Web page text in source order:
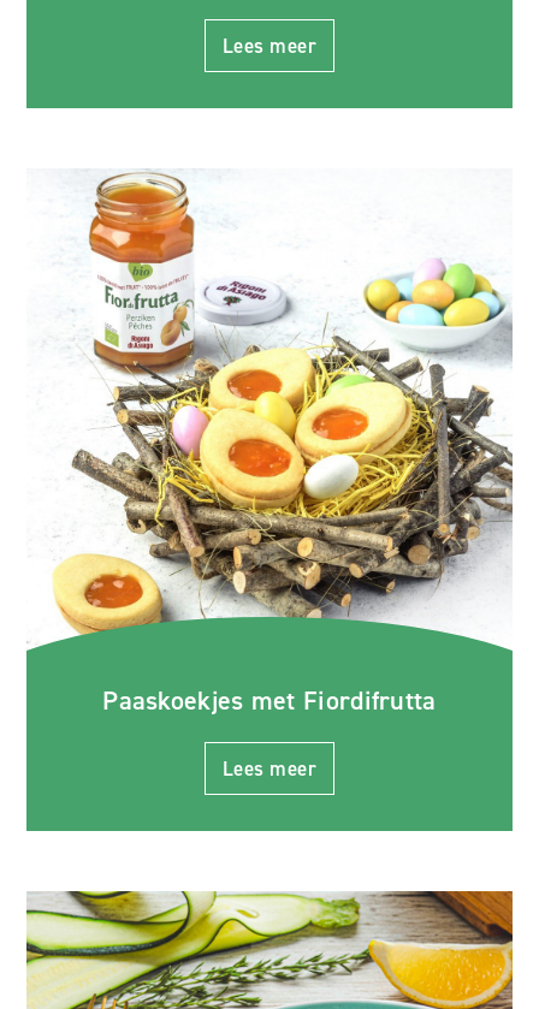
Lees meer
Paaskoekjes met Fiordifrutta
Lees meer